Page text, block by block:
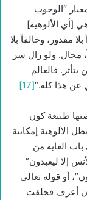
“الوجوب
[أي الألوهية]
مقدور، وخالقاً بلا
محال. ولو زال سر
فالعالم
عن هذا كله.”[17]
طبيعة كون
الألوهية إمكانية
الغاية من
إلا ليعبدون”
أو قوله تعالى
أعرف فخلقت